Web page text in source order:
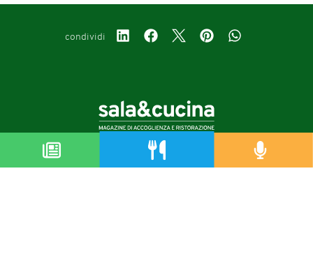
condividi
Copyright © 2019-2026
Autorizzazione del Tribunale di Bologna Nr.8143 del 21/12/2010